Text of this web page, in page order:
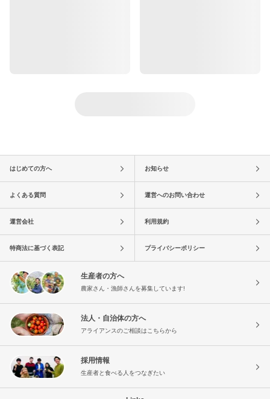
はじめての方へ お知らせ
よくある質問 運営へのお問い合わせ
運営会社 利用規約
特商法に基づく表記 プライバシーポリシー
生産者の方へ
農家さん・漁師さんを募集しています!
法人・自治体の方へ
アライアンスのご相談はこちらから
採用情報
生産者と食べる人をつなぎたい